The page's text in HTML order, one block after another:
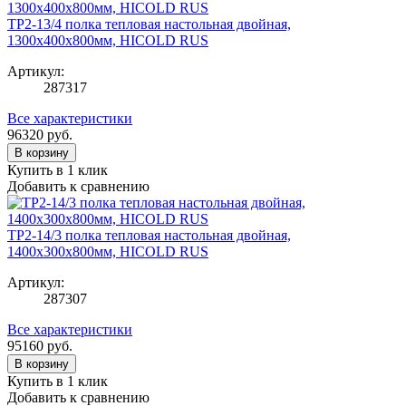
TP2-13/4 полка тепловая настольная двойная,
1300х400х800мм, HICOLD RUS
Артикул:
287317
Все характеристики
96320 руб.
В корзину
Купить в 1 клик
Добавить к сравнению
TP2-14/3 полка тепловая настольная двойная,
1400х300х800мм, HICOLD RUS
Артикул:
287307
Все характеристики
95160 руб.
В корзину
Купить в 1 клик
Добавить к сравнению